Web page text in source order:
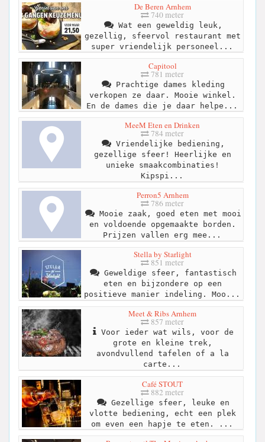
De Beren Arnhem
740 meter
Wat een geweldig leuk,
gezellig, sfeervol restaurant met
super vriendelijk personeel...
Capitool
781 meter
Prachtige dames kleding
verkopen ze daar. Mooie winkel.
En de dames die je daar helpe...
MeeM Eten en Drinken
784 meter
Vriendelijke bediening,
gezellige sfeer! Heerlijke en
unieke smaakcombinaties!
Kipspi...
Perron5 Arnhem
786 meter
Mooie zaak, goed eten met mooi
en voldoende opgemaakte borden.
Prijzen vallen erg mee...
Stella by Starlight
851 meter
Geweldige sfeer, fantastisch
eten en bijzondere op een
positieve manier indeling. Moo...
Meet & Ribs Arnhem
857 meter
Voor ieder wat wils, voor de
grote en kleine trek,
avondvullend tafelen of a la
carte...
Café STOUT
882 meter
Gezellige sfeer, leuke en
vlotte bediening, echt een plek
om even een hapje te eten. ...